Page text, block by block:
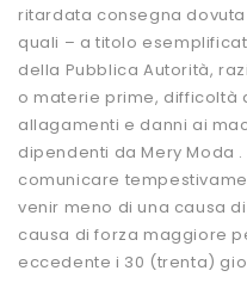
ritardata consegna
quali – a titolo
della Pubblica Autorità,
o materie prime, difficoltà
allagamenti e danni ai
dipendenti da Mery Moda
comunicare
venir meno di una causa
causa di forza maggiore
eccedente i 30 (trenta)